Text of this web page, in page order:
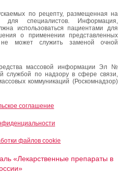
по рецепту, размещенная на
для специалистов. Информация,
использоваться пациентами для
о применении представленных
может служить заменой очной
массовой информации Эл №
службой по надзору в сфере связи,
коммуникаций (Роскомнадзор)
соглашение
файлов cookie
«Лекарственные препараты в